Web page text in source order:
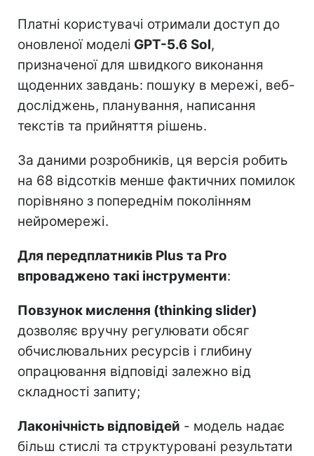
Платні користувачі отримали доступ до
оновленої моделі GPT-5.6 Sol,
призначеної для швидкого виконання
щоденних завдань: пошуку в мережі, веб-
досліджень, планування, написання
текстів та прийняття рішень.
За даними розробників, ця версія робить
на 68 відсотків менше фактичних помилок
порівняно з попереднім поколінням
нейромережі.
Для передплатників Plus та Pro
впроваджено такі інструменти:
Повзунок мислення (thinking slider)
дозволяє вручну регулювати обсяг
обчислювальних ресурсів і глибину
опрацювання відповіді залежно від
складності запиту;
Лаконічність відповідей - модель надає
більш стислі та структуровані результати